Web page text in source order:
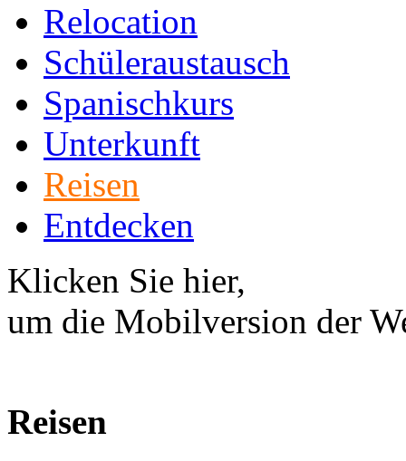
Relocation
Schüleraustausch
Spanischkurs
Unterkunft
Reisen
Entdecken
Klicken Sie hier,
um die Mobilversion der
Reisen